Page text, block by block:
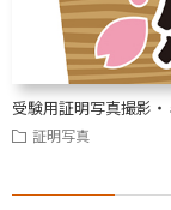
受験用証明写真撮影
証明写真